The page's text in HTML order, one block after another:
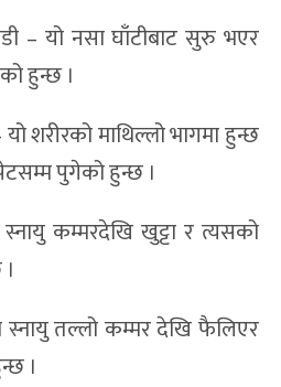
– यो नसा घाँटीबाट सुरु भएर
हुन्छ ।
शरीरको माथिल्लो भागमा हुन्छ
पुगेको हुन्छ ।
कम्मरदेखि खुट्टा र त्यसको
स्नायु तल्लो कम्मर देखि फैलिएर
।